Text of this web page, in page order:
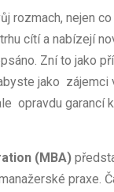
rozmach, nejen
cítí a nabízejí
Zní to jako
jako zájemci
opravdu
(MBA)
praxe.